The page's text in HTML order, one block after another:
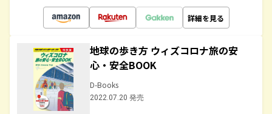
詳細を見る
地球の歩き方 ウィズコロナ旅の安
心・安全BOOK
D-Books
2022.07.20 発売